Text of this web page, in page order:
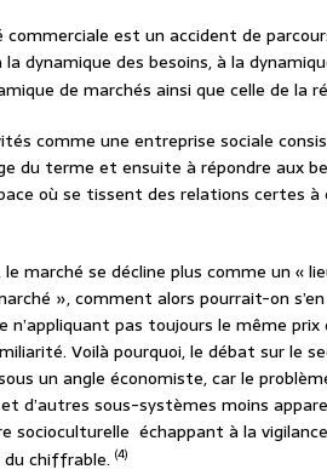
commerciale est un accident de
dynamique des besoins, à la
de marchés ainsi que celle de la
comme une entreprise sociale
du terme et ensuite à répondre aux
où se tissent des relations certes à
marché se décline plus comme un «
», comment alors pourrait-on
n’appliquant pas toujours le même
Voilà pourquoi, le débat sur le
un angle économiste, car le
d’autres sous-systèmes moins
socioculturelle échappant à la
chiffrable. (4)